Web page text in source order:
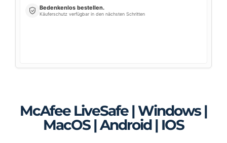
Bedenkenlos bestellen.
Käuferschutz verfügbar in den nächsten Schritten
McAfee LiveSafe | Windows |
MacOS | Android | IOS